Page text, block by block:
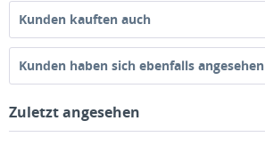
Kunden kauften auch
Kunden haben sich ebenfalls angesehen
Zuletzt angesehen